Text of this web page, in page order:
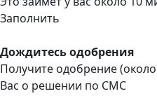
Заполнить
Дождитесь одобрения
Получите одобрение
Вас о решении по СМС